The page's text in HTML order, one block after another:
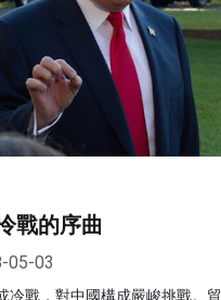
戰的序曲
05-03
冷戰，對中國構成嚴峻挑戰。